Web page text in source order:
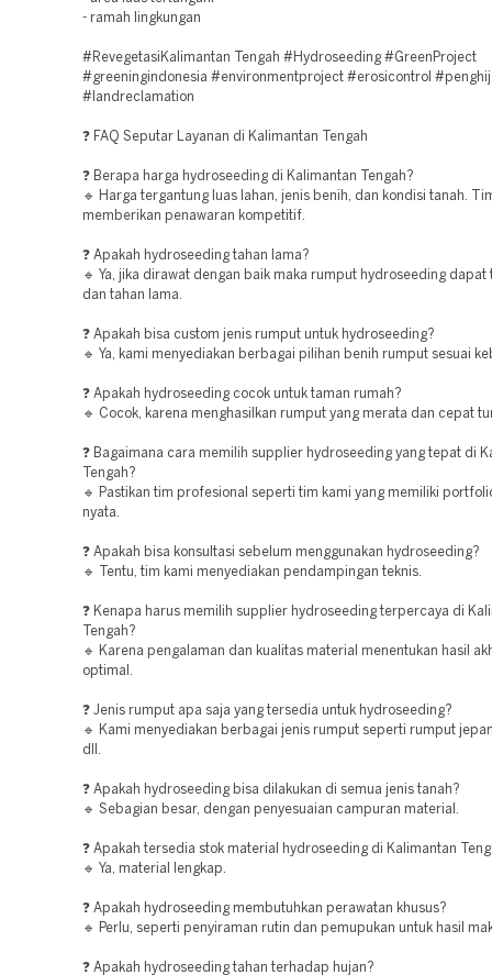
- ramah lingkungan
#RevegetasiKalimantan Tengah #Hydroseeding #GreenProject
#greeningindonesia #environmentproject #erosicontrol
#landreclamation
❓ FAQ Seputar Layanan di Kalimantan Tengah
❓ Berapa harga hydroseeding di Kalimantan Tengah?
🔹 Harga tergantung luas lahan, jenis benih, dan kondisi tanah.
memberikan penawaran kompetitif.
❓ Apakah hydroseeding tahan lama?
🔹 Ya, jika dirawat dengan baik maka rumput hydroseeding dapat
dan tahan lama.
❓ Apakah bisa custom jenis rumput untuk hydroseeding?
🔹 Ya, kami menyediakan berbagai pilihan benih rumput sesuai
❓ Apakah hydroseeding cocok untuk taman rumah?
🔹 Cocok, karena menghasilkan rumput yang merata dan cepat
❓ Bagaimana cara memilih supplier hydroseeding yang tepat di
Tengah?
🔹 Pastikan tim profesional seperti tim kami yang memiliki
nyata.
❓ Apakah bisa konsultasi sebelum menggunakan hydroseeding?
🔹 Tentu, tim kami menyediakan pendampingan teknis.
❓ Kenapa harus memilih supplier hydroseeding terpercaya di
Tengah?
🔹 Karena pengalaman dan kualitas material menentukan hasil
optimal.
❓ Jenis rumput apa saja yang tersedia untuk hydroseeding?
🔹 Kami menyediakan berbagai jenis rumput seperti rumput
dll.
❓ Apakah hydroseeding bisa dilakukan di semua jenis tanah?
🔹 Sebagian besar, dengan penyesuaian campuran material.
❓ Apakah tersedia stok material hydroseeding di Kalimantan
🔹 Ya, material lengkap.
❓ Apakah hydroseeding membutuhkan perawatan khusus?
🔹 Perlu, seperti penyiraman rutin dan pemupukan untuk hasil
❓ Apakah hydroseeding tahan terhadap hujan?